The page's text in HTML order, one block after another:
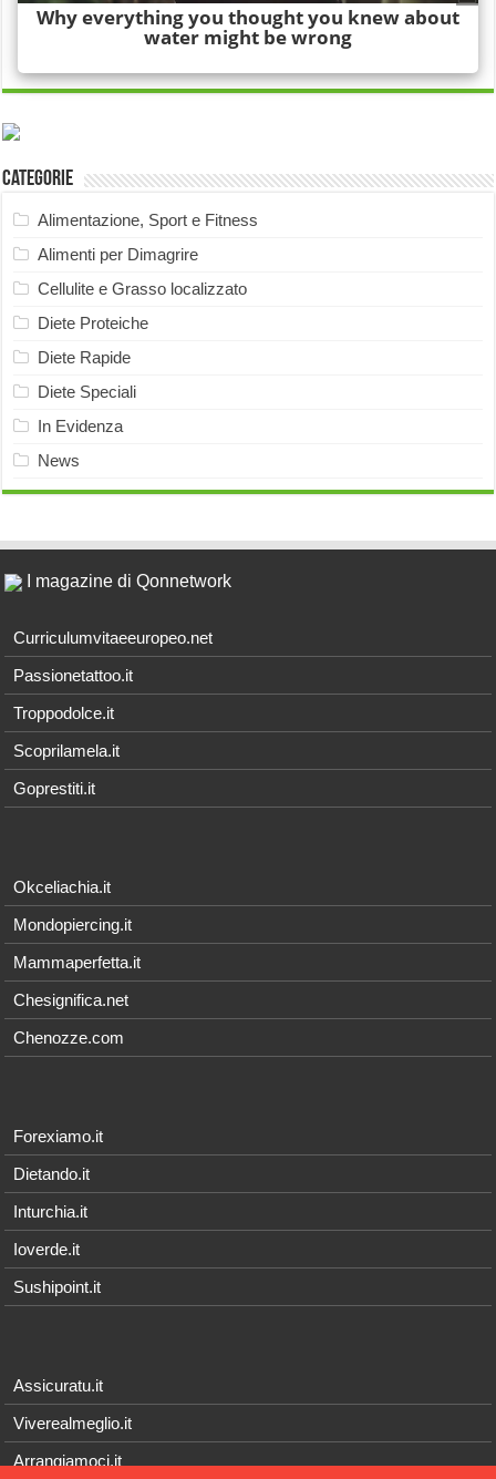
Categorie
Alimentazione, Sport e Fitness
Alimenti per Dimagrire
Cellulite e Grasso localizzato
Diete Proteiche
Diete Rapide
Diete Speciali
In Evidenza
News
I magazine di Qonnetwork
Curriculumvitaeeuropeo.net
Passionetattoo.it
Troppodolce.it
Scoprilamela.it
Goprestiti.it
Okceliachia.it
Mondopiercing.it
Mammaperfetta.it
Chesignifica.net
Chenozze.com
Forexiamo.it
Dietando.it
Inturchia.it
Ioverde.it
Sushipoint.it
Assicuratu.it
Viverealmeglio.it
Arrangiamoci.it